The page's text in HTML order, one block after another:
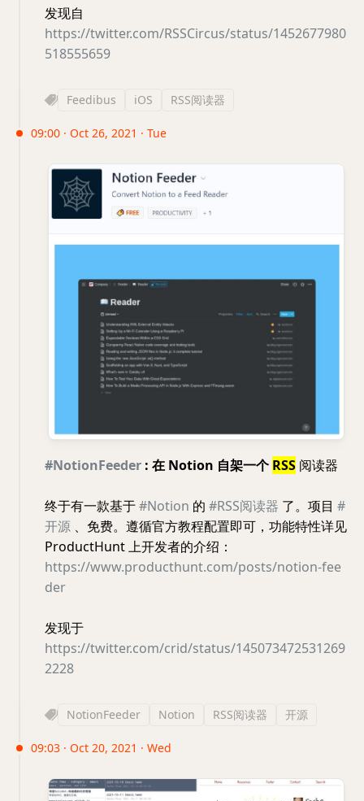
发现自
https://twitter.com/RSSCircus/status/1452677980
518555659
Feedibus iOS RSS阅读器
09:00 · Oct 26, 2021 · Tue
#NotionFeeder : 在 Notion 自架一个 RSS 阅读器
终于有一款基于#Notion 的 #RSS阅读器 了。项目 #
开源 、免费。遵循官方教程配置即可，功能特性详见
ProductHunt 上开发者的介绍：
https://www.producthunt.com/posts/notion-fee
der
发现于
https://twitter.com/crid/status/145073472531269
2228
NotionFeeder Notion RSS阅读器 开源
09:03 · Oct 20, 2021 · Wed